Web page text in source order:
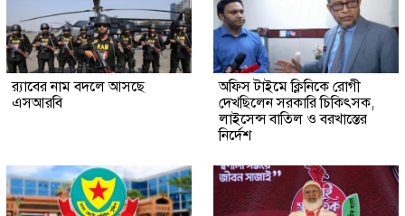
র‍্যাবের নাম বদলে আসছে
এসআরবি
অফিস টাইমে ক্লিনিকে রোগী
দেখছিলেন সরকারি চিকিৎসক,
লাইসেন্স বাতিল ও বরখাস্তের
নির্দেশ